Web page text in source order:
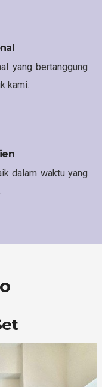
yang bertanggung
kami.
dalam waktu yang